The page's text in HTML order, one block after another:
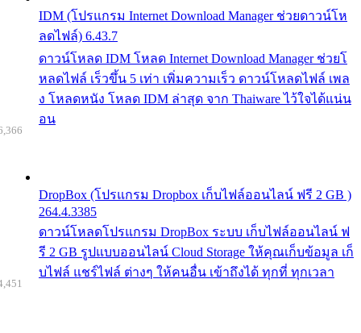
IDM (โปรแกรม Internet Download Manager ช่วยดาวน์โห
ลดไฟล์) 6.43.7
ดาวน์โหลด IDM โหลด Internet Download Manager ช่วยโ
หลดไฟล์ เร็วขึ้น 5 เท่า เพิ่มความเร็ว ดาวน์โหลดไฟล์ เพล
ง โหลดหนัง โหลด IDM ล่าสุด จาก Thaiware ไว้ใจได้แน่น
อน
DropBox (โปรแกรม Dropbox เก็บไฟล์ออนไลน์ ฟรี 2 GB )
264.4.3385
ดาวน์โหลดโปรแกรม DropBox ระบบ เก็บไฟล์ออนไลน์ ฟ
รี 2 GB รูปแบบออนไลน์ Cloud Storage ให้คุณเก็บข้อมูล เก็
บไฟล์ แชร์ไฟล์ ต่างๆ ให้คนอื่น เข้าถึงได้ ทุกที่ ทุกเวลา